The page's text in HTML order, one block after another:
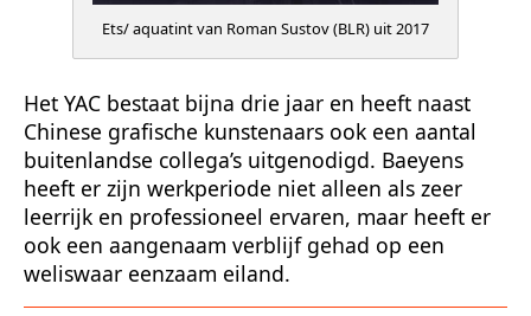
Ets/ aquatint van Roman Sustov (BLR) uit 2017
Het YAC bestaat bijna drie jaar en heeft naast
Chinese grafische kunstenaars ook een aantal
buitenlandse collega’s uitgenodigd. Baeyens
heeft er zijn werkperiode niet alleen als zeer
leerrijk en professioneel ervaren, maar heeft er
ook een aangenaam verblijf gehad op een
weliswaar eenzaam eiland.